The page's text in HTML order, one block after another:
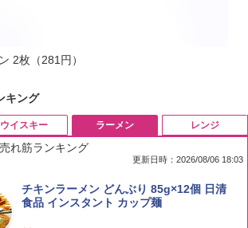
2枚（281円）
キング
by Amazon 国産ブレンド米 精米 5kg
ウイスキー
ブラックニッカ ニッカ Nikka ウィスキ
ー4000ml ブラックニッカクリア ウヰス
ラーメン
れ筋ランキング
更新日時：2026/08/06 18:03
チキンラーメン どんぶり 85g×12個 日清
食品 インスタント カップ麺
レンジ